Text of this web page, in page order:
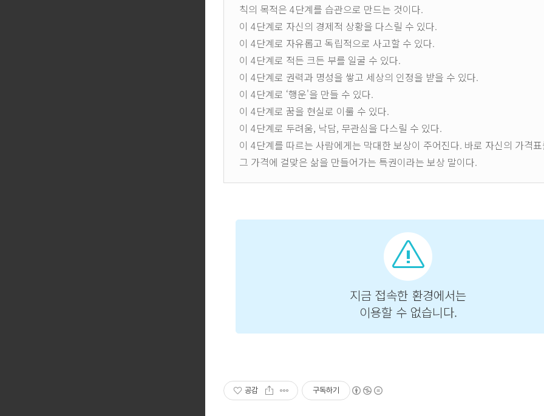
칙의 목적은 4단계를 습관으로 만드는 것이다.
이 4단계로 자신의 경제적 상황을 다스릴 수 있다.
이 4단계로 자유롭고 독립적으로 사고할 수 있다.
이 4단계로 적든 크든 부를 일굴 수 있다.
이 4단계로 권력과 명성을 쌓고 세상의 인정을 받을 수 있다.
이 4단계로 ‘행운'을 만들 수 있다.
이 4단계로 꿈을 현실로 이룰 수 있다.
이 4단계로 두려움, 낙담, 무관심을 다스릴 수 있다.
이 4단계를 따르는 사람에게는 막대한 보상이 주어진다. 바로 자신의 가격
그 가격에 걸맞은 삶을 만들어가는 특권이라는 보상 말이다.
공감 구독하기